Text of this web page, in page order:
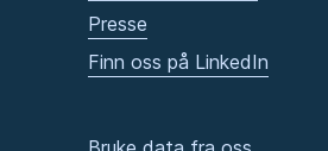
Presse
Finn oss på LinkedIn